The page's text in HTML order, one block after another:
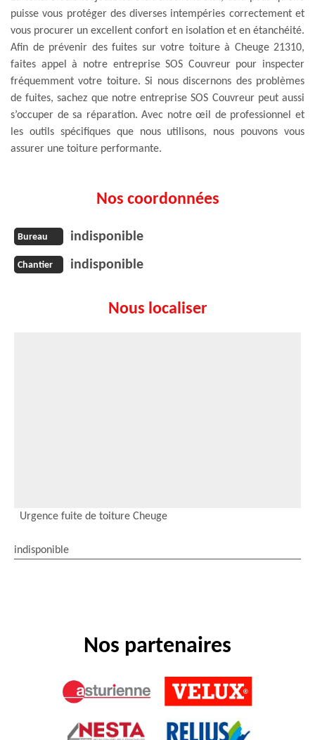
puisse vous protéger des diverses intempéries correctement et
vous procurer un excellent confort en isolation et en étanchéité.
Afin de prévenir des fuites sur votre toiture à Cheuge 21310,
faites appel à notre entreprise SOS Couvreur pour inspecter
fréquemment votre toiture. Si nous discernons des problèmes
de fuites, sachez que notre entreprise SOS Couvreur peut aussi
s’occuper de sa réparation. Avec notre œil de professionnel et
les outils spécifiques que nous utilisons, nous pouvons vous
assurer une toiture performante.
Nos coordonnées
Bureau indisponible
Chantier indisponible
Nous localiser
Urgence fuite de toiture Cheuge
indisponible
Nos partenaires